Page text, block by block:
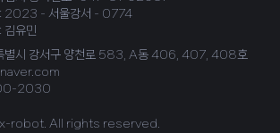
: 2023 - 서울강서 - 0774
김유민
별시 강서구 양천로 583, A동 406, 407, 408호
2030
robot. All rights reserved.